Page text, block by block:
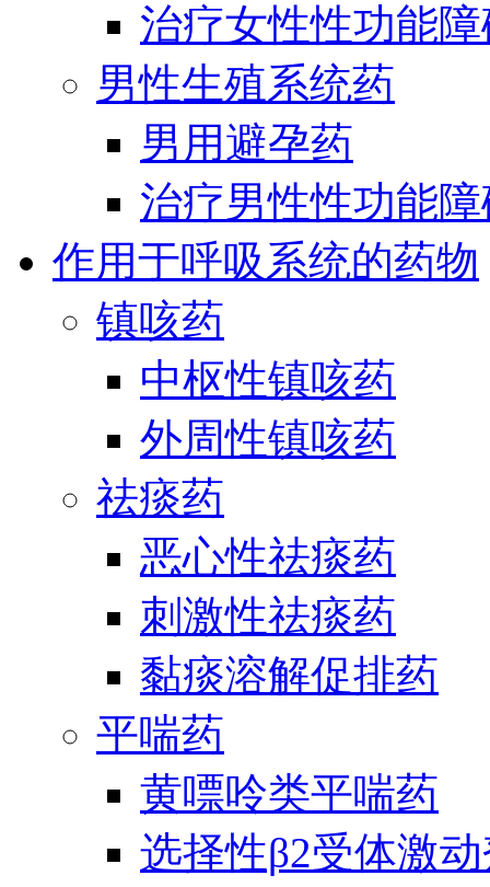
治疗女性性功能
男性生殖系统药
男用避孕药
治疗男性性功能
作用于呼吸系统的药物
镇咳药
中枢性镇咳药
外周性镇咳药
祛痰药
恶心性祛痰药
刺激性祛痰药
黏痰溶解促排药
平喘药
黄嘌呤类平喘药
选择性β2受体激